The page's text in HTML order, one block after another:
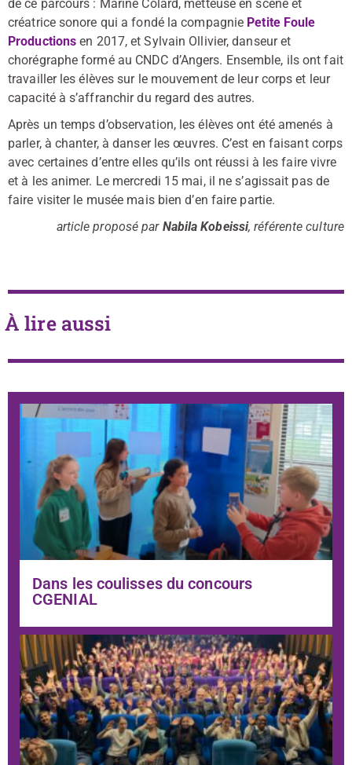
de ce parcours : Marine Colard, metteuse en scène et
créatrice sonore qui a fondé la compagnie Petite Foule
Productions en 2017, et Sylvain Ollivier, danseur et
chorégraphe formé au CNDC d’Angers. Ensemble, ils ont fait
travailler les élèves sur le mouvement de leur corps et leur
capacité à s’affranchir du regard des autres.
Après un temps d’observation, les élèves ont été amenés à
parler, à chanter, à danser les œuvres. C’est en faisant corps
avec certaines d’entre elles qu’ils ont réussi à les faire vivre
et à les animer. Le mercredi 15 mai, il ne s’agissait pas de
faire visiter le musée mais bien d’en faire partie.
article proposé par Nabila Kobeissi, référente culture
À lire aussi
Dans les coulisses du concours
CGENIAL